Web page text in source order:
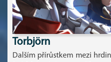
Torbjörn
Dalším přírůstkem mezi